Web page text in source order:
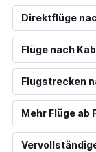
Direktflüge
Flüge nach
Flugstrecken
Mehr Flüge ab